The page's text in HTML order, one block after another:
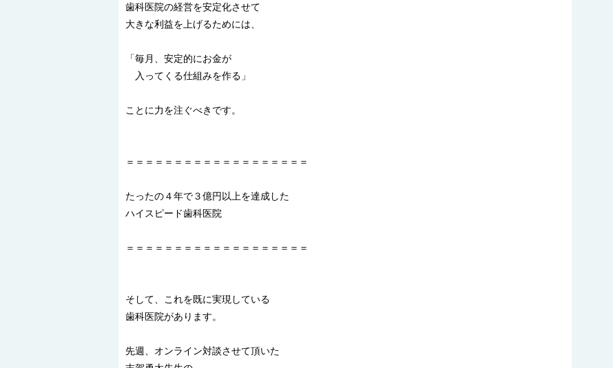
歯科医院の経営を安定化させて
大きな利益を上げるためには、
「毎月、安定的にお金が
入ってくる仕組みを作る」
ことに力を注ぐべきです。
＝＝＝＝＝＝＝＝＝＝＝＝＝＝＝＝＝＝＝
たったの４年で３億円以上を達成した
ハイスピード歯科医院
＝＝＝＝＝＝＝＝＝＝＝＝＝＝＝＝＝＝＝
そして、これを既に実現している
歯科医院があります。
先週、オンライン対談させて頂いた